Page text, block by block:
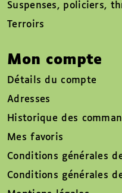
Suspenses, policiers,
Terroirs
Mon compte
Détails du compte
Adresses
Historique des
Mes favoris
Conditions générales
Conditions générales